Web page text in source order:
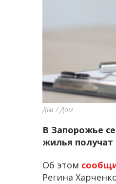
Дім / Дом
В Запорожье
жилья получат
Об этом
Регина